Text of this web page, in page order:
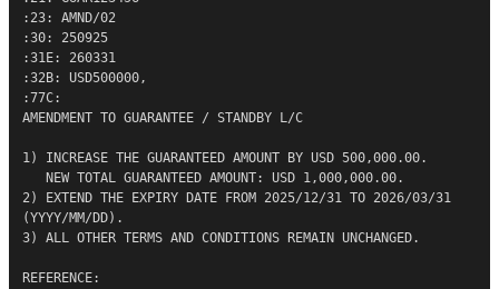
:23: AMND/02
:30: 250925
:31E: 260331
:32B: USD500000,
:77C:
AMENDMENT TO GUARANTEE / STANDBY L/C
1) INCREASE THE GUARANTEED AMOUNT BY USD 500,000.00.
2) EXTEND THE EXPIRY DATE FROM 2025/12/31 TO 2026/03/31
(YYYY/MM/DD).
3) ALL OTHER TERMS AND CONDITIONS REMAIN UNCHANGED.
REFERENCE: